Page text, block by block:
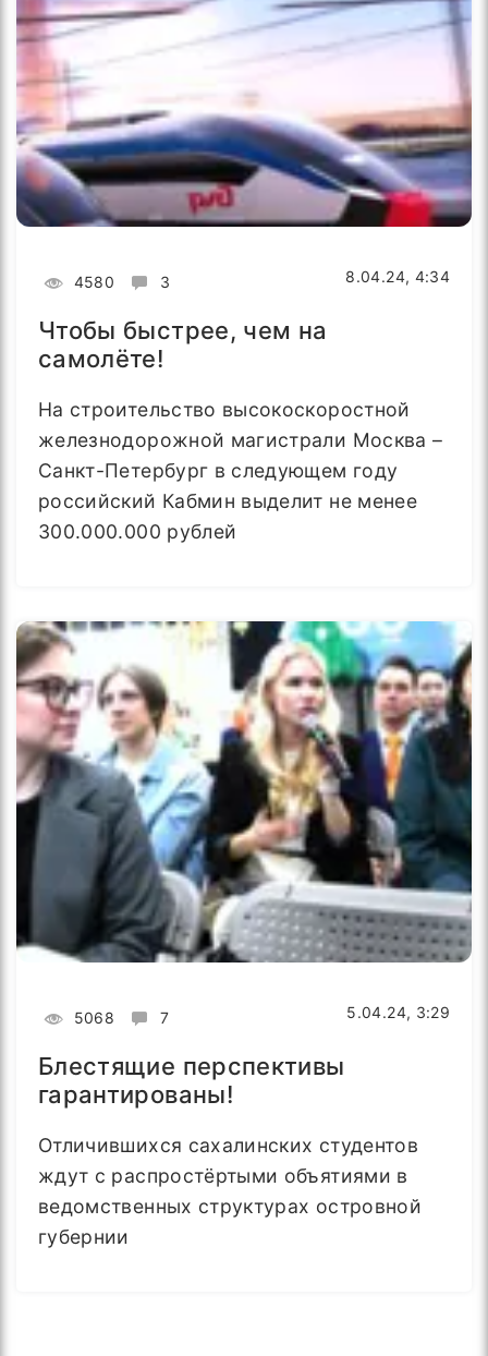
4580 3 8.04.24, 4:34
Чтобы быстрее, чем на
самолёте!
На строительство высокоскоростной
железнодорожной магистрали Москва –
Санкт-Петербург в следующем году
российский Кабмин выделит не менее
300.000.000 рублей
5068 7 5.04.24, 3:29
Блестящие перспективы
гарантированы!
Отличившихся сахалинских студентов
ждут с распростёртыми объятиями в
ведомственных структурах островной
губернии